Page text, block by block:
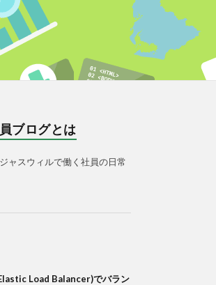
ブログとは
ャスウィルで働く社員の日常
Load Balancer)でバラン